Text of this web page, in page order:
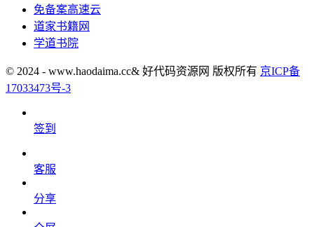
免备案高速云
道家书籍网
学道书院
© 2024 - www.haodaima.cc& 好代码资源网 版权所有 京ICP备
17033473号-3
签到
客服
分享